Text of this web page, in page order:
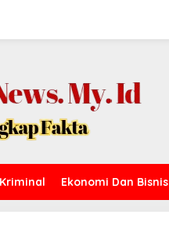
Ekonomi Dan Bisnis